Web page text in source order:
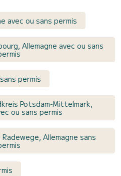
avec ou sans permis
Allemagne avec ou sans
permis
Potsdam-Mittelmark,
ou sans permis
Allemagne sans